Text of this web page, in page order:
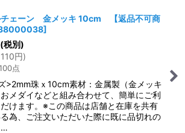
絞り込む
チェーン 金メッキ 10cm 【返品不可商
]
(税別)
110円)
点
>2mm珠ｘ10cm素材：金属製（金メッキ
メダイなどと組み合わせて、簡単にご利
けます。※この商品は店舗と在庫を共有
る為、ご注文いただいた際に既に品切れの
…